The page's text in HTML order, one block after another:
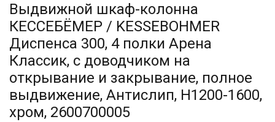
Выдвижной шкаф-колонна
КЕССЕБЁМЕР / KESSEBOHMER
Диспенса 300, 4 полки Арена
Классик, с доводчиком на
открывание и закрывание, полное
выдвижение, Антислип, H1200-1600,
хром, 2600700005